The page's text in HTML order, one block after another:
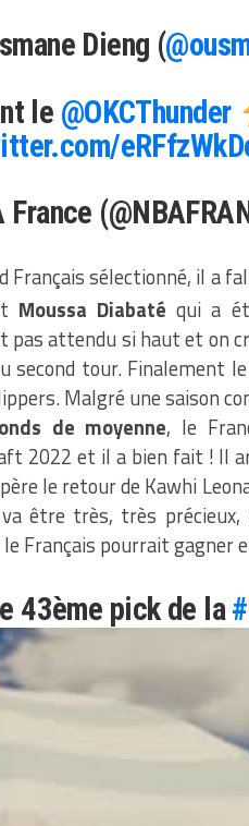
Dieng (
le @OKCThunder
Français sélectionné, il a
Moussa Diabaté qui a
pas attendu si haut et on
second tour. Finalement
Malgré une saison
de moyenne, le
2022 et il a bien fait ! Il
le retour de Kawhi
être très, très précieux,
Français pourrait gagner
43ème pick de la
France